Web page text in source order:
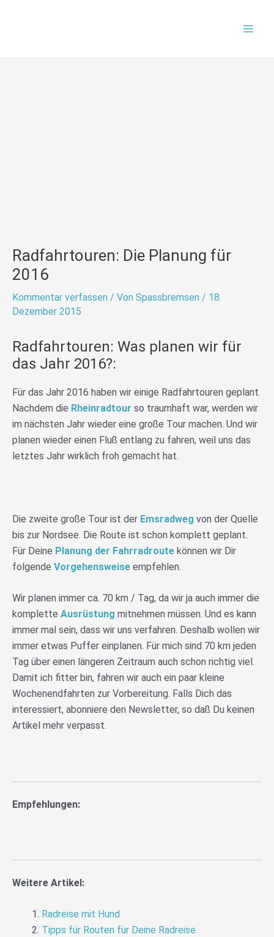
Radfahrtouren: Die Planung für
2016
Kommentar verfassen / Von Spassbremsen / 18.
Dezember 2015
Radfahrtouren: Was planen wir für
das Jahr 2016?:
Für das Jahr 2016 haben wir einige Radfahrtouren geplant.
Nachdem die Rheinradtour so traumhaft war, werden wir
im nächsten Jahr wieder eine große Tour machen. Und wir
planen wieder einen Fluß entlang zu fahren, weil uns das
letztes Jahr wirklich froh gemacht hat.
Die zweite große Tour ist der Emsradweg von der Quelle
bis zur Nordsee. Die Route ist schon komplett geplant.
Für Deine Planung der Fahrradroute können wir Dir
folgende Vorgehensweise empfehlen.
Wir planen immer ca. 70 km / Tag, da wir ja auch immer die
komplette Ausrüstung mitnehmen müssen. Und es kann
immer mal sein, dass wir uns verfahren. Deshalb wollen wir
immer etwas Puffer einplanen. Für mich sind 70 km jeden
Tag über einen längeren Zeitraum auch schon richtig viel.
Damit ich fitter bin, fahren wir auch ein paar kleine
Wochenendfahrten zur Vorbereitung. Falls Dich das
interessiert, abonniere den Newsletter, so daß Du keinen
Artikel mehr verpasst.
Empfehlungen:
Weitere Artikel:
Radreise mit Hund
Tipps für Routen für Deine Radreise